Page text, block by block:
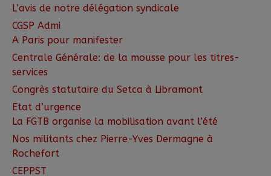
L’avis de notre délégation syndicale
CGSP Admi
A Paris pour manifester
Centrale Générale: de la mousse pour les titres-
services
Congrès statutaire du Setca à Libramont
Etat d’urgence
La FGTB organise la mobilisation avant l’été
Nos militants chez Pierre-Yves Dermagne à
Rochefort
CEPPST